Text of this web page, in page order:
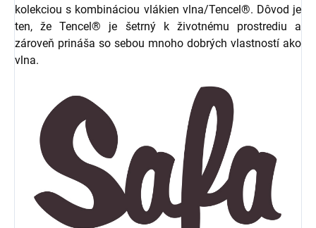
kolekciou s kombináciou vlákien vlna/Tencel®. Dôvod je
ten, že Tencel® je šetrný k životnému prostrediu a
zároveň prináša so sebou mnoho dobrých vlastností ako
vlna.